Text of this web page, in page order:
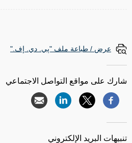
عرض / طباعة ملف "پي. دي. إف."
شارك على مواقع التواصل الاجتماعي
تنبيهات البريد الإلكتروني